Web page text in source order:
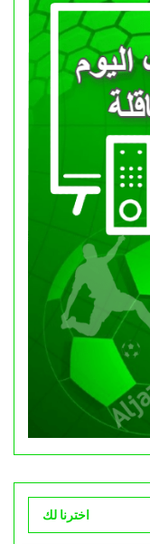
اخترنا لك